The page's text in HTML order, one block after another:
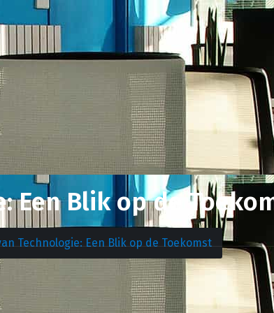
Een Blik op de
Technologie: Een Blik op de Toekomst